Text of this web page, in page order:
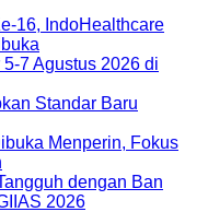
16, IndoHealthcare
7 Agustus 2026 di
Standar Baru
Menperin, Fokus
dengan Ban
2026